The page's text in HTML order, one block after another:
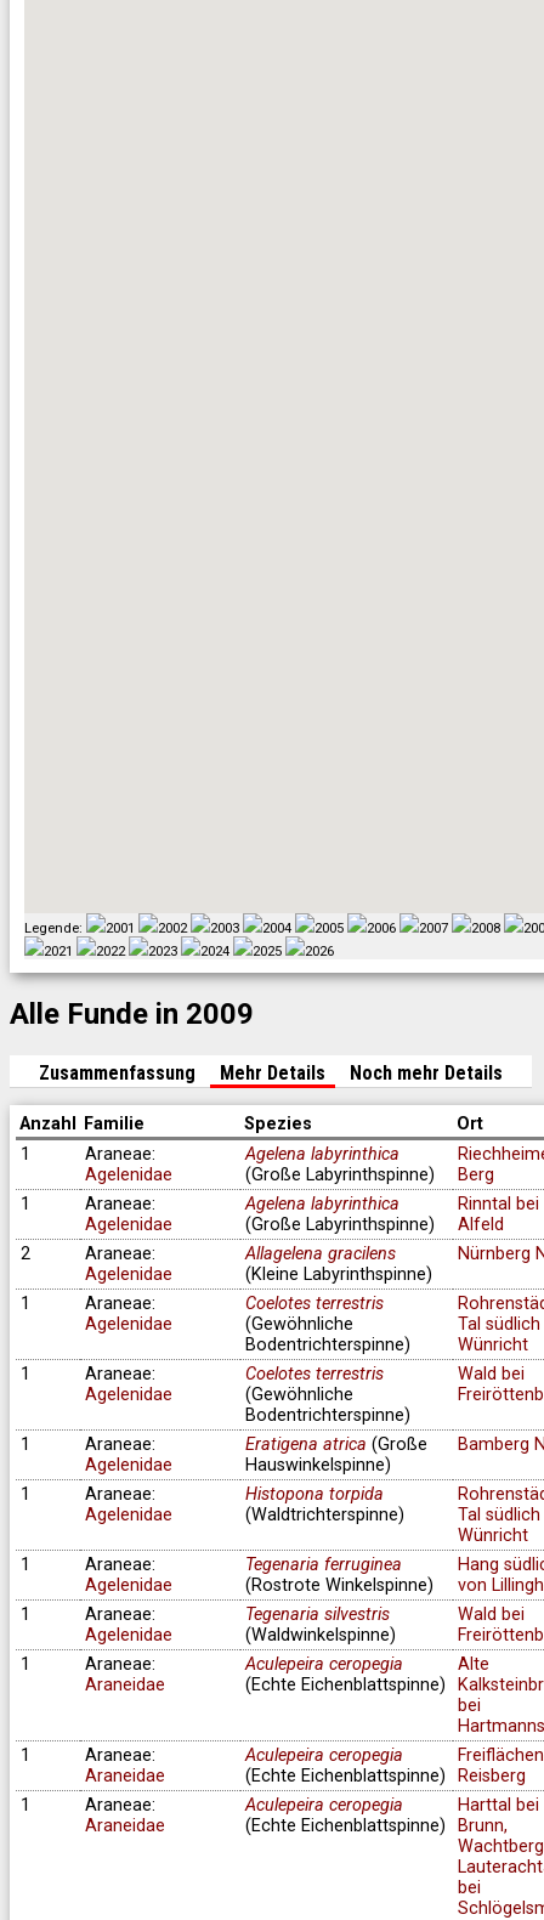
Legende: 2001 2002 2003 2004 2005 2006 2007 2008
2021
2022 2023 2024 2025 2026
Alle Funde in 2009
Zusammenfassung Mehr Details Noch mehr Details
Anzahl Familie Spezies
Ort
1
Araneae:
Agelenidae
Agelena labyrinthica
(Große Labyrinthspinne)
Berg
1
Araneae:
Agelenidae
Agelena labyrinthica
(Große Labyrinthspinne)
Rinntal bei
Alfeld
2
Araneae:
Agelenidae
Allagelena gracilens
(Kleine Labyrinthspinne)
Nürnberg
1
Araneae:
Agelenidae
Coelotes terrestris
(Gewöhnliche
Bodentrichterspinne)
Tal
Wünricht
1
Araneae:
Agelenidae
Coelotes terrestris
(Gewöhnliche
Bodentrichterspinne)
Wald bei
1
Araneae:
Agelenidae
Eratigena atrica (Große
Hauswinkelspinne)
Bamberg
1
Araneae:
Agelenidae
Histopona torpida
(Waldtrichterspinne)
Tal
Wünricht
1
Araneae:
Agelenidae
Tegenaria ferruginea
(Rostrote Winkelspinne)
Hang
von
1
Araneae:
Agelenidae
Tegenaria silvestris
(Waldwinkelspinne)
Wald bei
1
Araneae:
Araneidae
Aculepeira ceropegia
(Echte Eichenblattspinne)
Alte
bei
1
Araneae:
Araneidae
Aculepeira ceropegia
(Echte Eichenblattspinne)
Reisberg
1
Araneae:
Araneidae
Aculepeira ceropegia
(Echte Eichenblattspinne)
Harttal bei
Brunn,
bei